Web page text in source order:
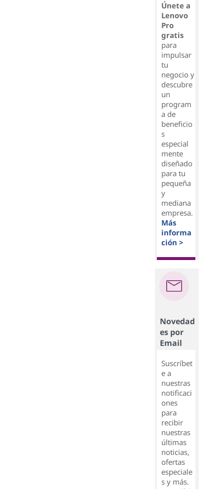
Únete a
Lenovo
Pro
gratis
para
impulsar
tu
negocio y
descubre
un
program
a de
beneficio
s
especial
mente
diseñado
para tu
pequeña
y
mediana
empresa.
Más
informa
ción >
Novedad
es por
Email
Suscríbet
e a
nuestras
notificaci
ones
para
recibir
nuestras
últimas
noticias,
ofertas
especiale
s y más.